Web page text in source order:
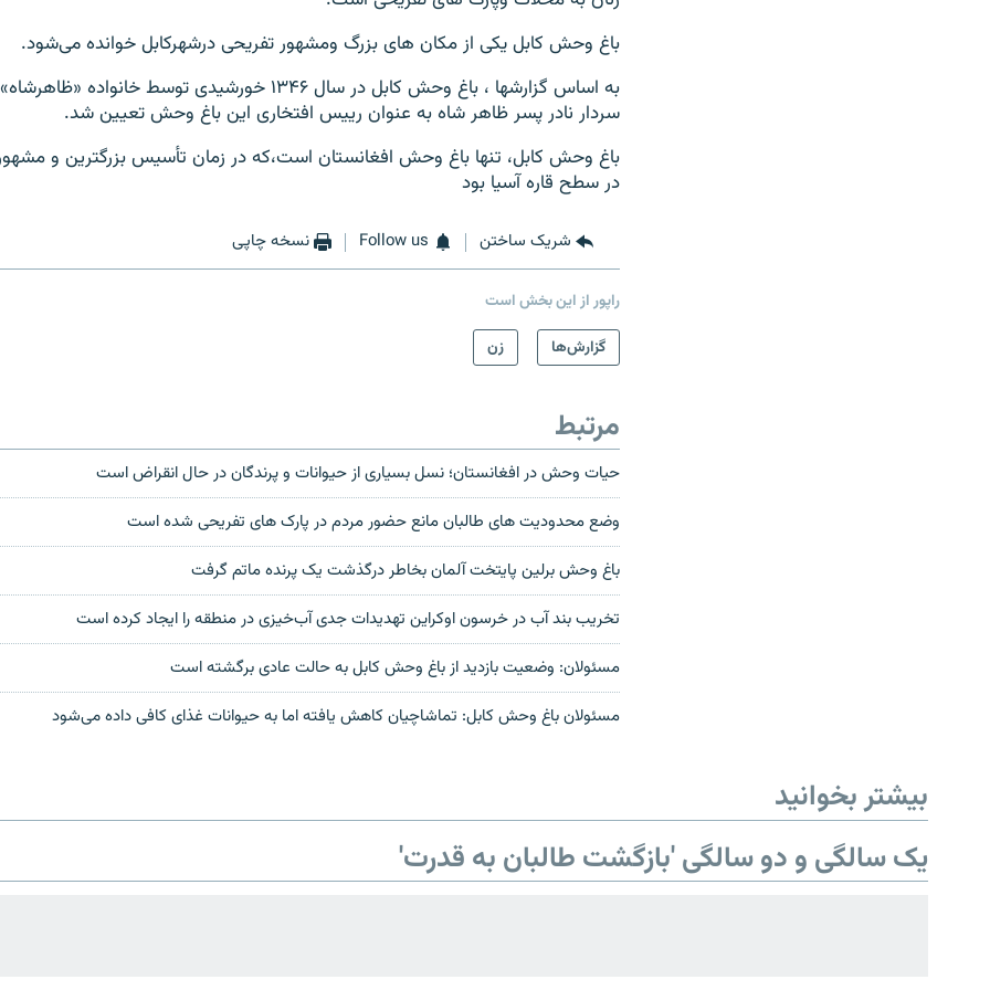
به ما بپیوندید
باغ وحش کابل یکی از مکان های بزرگ ومشهور تفریحی درشهرکابل خوانده می‌شود.
به اساس گزارشها ، باغ وحش کابل در سال ۱۳۴۶ خورشیدی توسط
سردار نادر پسر ظاهر شاه به عنوان رییس افتخاری این باغ وحش تعیین شد.
باغ وحش کابل، تنها باغ وحش افغانستان است،که در زمان تأسیس بزرگترین و
در سطح قاره آسیا بود
شریک ساختن Follow us نسخه چاپی
راپور از این بخش است
گزارش‌ها
زن
مرتبط
حیات وحش در افغانستان؛ نسل بسیاری از حیوانات و پرندگان در حال انقراض است
وضع محدودیت های طالبان مانع حضور مردم در پارک های تفریحی شده است
باغ وحش برلین پایتخت آلمان بخاطر درگذشت یک پرنده ماتم گرفت
تخریب بند آب در خرسون اوکراین تهدیدات جدی آب‌خیزی در منطقه را ایجاد کرده است
مسئولان: وضعیت بازدید از باغ وحش کابل به حالت عادی برگشته است
مسئولان باغ وحش کابل: تماشاچیان کاهش یافته اما به حیوانات غذای کافی داده می‌شود
بیشتر بخوانید
یک سالگی و دو سالگی 'بازگشت طالبان به قدرت'